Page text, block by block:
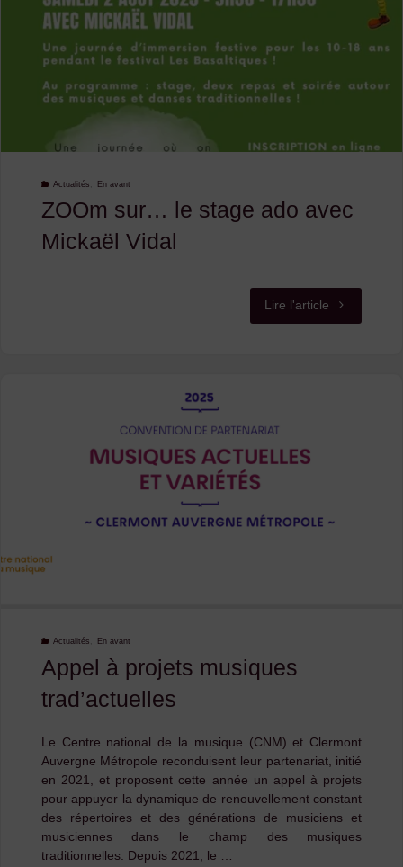
Actualités En avant
ZOOm sur… le stage ado avec
Mickaël Vidal
Lire l'article"ZOOm
Mickaël
Actualités En avant
Appel à projets musiques
trad’actuelles
Le Centre national de la musique (CNM) et Clermont
Auvergne Métropole reconduisent leur partenariat, initié
en 2021, et proposent cette année un appel à projets
pour appuyer la dynamique de renouvellement constant
des répertoires et des générations de musiciens et
musiciennes dans le champ des musiques
traditionnelles. Depuis 2021, le …